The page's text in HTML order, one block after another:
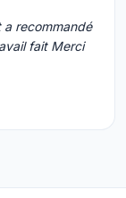
a recommandé
fait Merci